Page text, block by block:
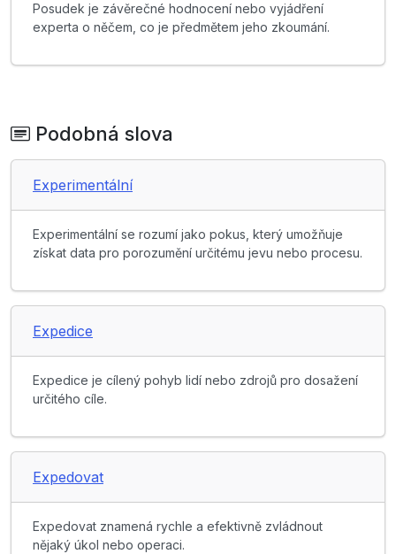
Posudek je závěrečné hodnocení nebo vyjádření
experta o něčem, co je předmětem jeho zkoumání.
Podobná slova
Experimentální
Experimentální se rozumí jako pokus, který umožňuje
získat data pro porozumění určitému jevu nebo procesu.
Expedice
Expedice je cílený pohyb lidí nebo zdrojů pro dosažení
určitého cíle.
Expedovat
Expedovat znamená rychle a efektivně zvládnout
nějaký úkol nebo operaci.